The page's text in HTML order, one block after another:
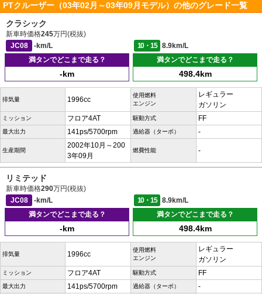
PTクルーザー（03年02月～03年09月モデル）の他のグレード一覧
クラシック
新車時価格245万円(税抜)
JC08
-km/L 10・15
8.9km/L
満タンでどこまで走る？
-km
満タンでどこまで走る？
498.4km
排気量 1996cc
使用燃料
エンジン
レギュラー
ガソリン
ミッション フロア4AT 駆動方式 FF
最大出力 141ps/5700rpm 過給器（ターボ） -
生産期間
2002年10月～200
3年09月
燃費性能 -
リミテッド
新車時価格290万円(税抜)
JC08
-km/L 10・15
8.9km/L
満タンでどこまで走る？
-km
満タンでどこまで走る？
498.4km
排気量 1996cc
使用燃料
エンジン
レギュラー
ガソリン
ミッション フロア4AT 駆動方式 FF
最大出力 141ps/5700rpm 過給器（ターボ） -